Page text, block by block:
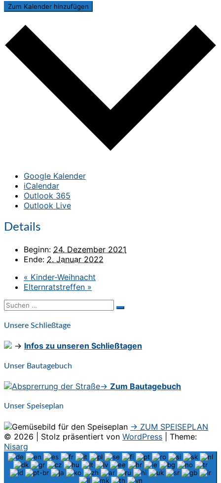
Zum Kalender hinzufügen
Google Kalender
iCalendar
Outlook 365
Outlook Live
Details
Beginn: 24. Dezember 2021
Ende: 2. Januar 2022
« Kinder-Weihnacht
Elternratstreffen »
Suchen
nach:
Suchen
Unsere Schließtage
→ Infos zu unseren Schließtagen
Unser Bautagebuch
→ Zum Bautagebuch
Unser Speiseplan
→ ZUM SPEISEPLAN
© 2026
Stolz präsentiert von WordPress
Theme:
Nisarg